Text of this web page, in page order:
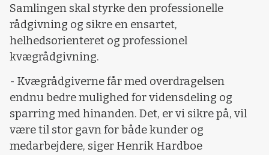
Samlingen skal styrke den professionelle
rådgivning og sikre en ensartet,
helhedsorienteret og professionel
kvægrådgivning.
- Kvægrådgiverne får med overdragelsen
endnu bedre mulighed for vidensdeling og
sparring med hinanden. Det, er vi sikre på, vil
være til stor gavn for både kunder og
medarbejdere, siger Henrik Hardboe